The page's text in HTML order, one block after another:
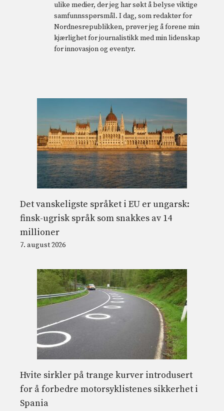
ulike medier, der jeg har søkt å belyse viktige
samfunnsspørsmål. I dag, som redaktør for
Nordnesrepublikken, prøver jeg å forene min
kjærlighet for journalistikk med min lidenskap
for innovasjon og eventyr.
Det vanskeligste språket i EU er ungarsk:
finsk-ugrisk språk som snakkes av 14
millioner
7. august 2026
Hvite sirkler på trange kurver introdusert
for å forbedre motorsyklistenes sikkerhet i
Spania